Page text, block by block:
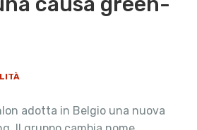
adotta in Belgio una nuova